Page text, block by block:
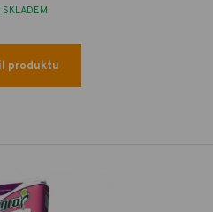
SKLADEM
produktu